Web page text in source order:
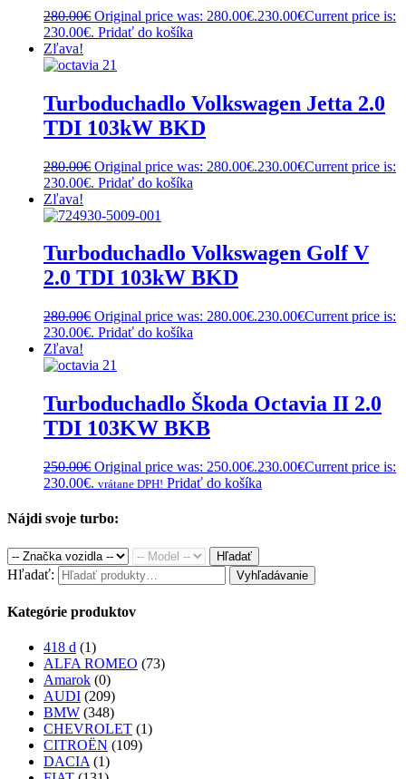
280.00€ Original price was: 280.00€.230.00€Current price is:
230.00€. Pridať do košíka
Zľava!
Turboduchadlo Volkswagen Jetta 2.0
TDI 103kW BKD
280.00€ Original price was: 280.00€.230.00€Current price is:
230.00€. Pridať do košíka
Zľava!
Turboduchadlo Volkswagen Golf V
2.0 TDI 103kW BKD
280.00€ Original price was: 280.00€.230.00€Current price is:
230.00€. Pridať do košíka
Zľava!
Turboduchadlo Škoda Octavia II 2.0
TDI 103KW BKB
250.00€ Original price was: 250.00€.230.00€Current price is:
230.00€. vrátane DPH! Pridať do košíka
Nájdi svoje turbo:
Hľadať
Hľadať: Vyhľadávanie
Kategórie produktov
418 d (1)
ALFA ROMEO (73)
Amarok (0)
AUDI (209)
BMW (348)
CHEVROLET (1)
CITROËN (109)
DACIA (1)